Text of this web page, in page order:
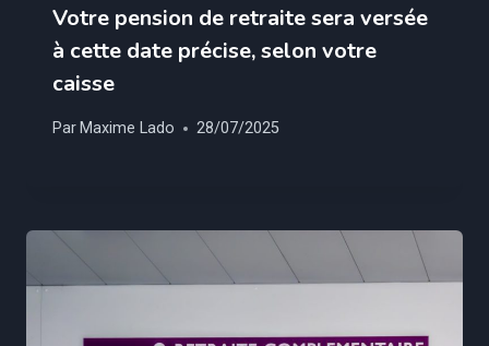
Votre pension de retraite sera versée
à cette date précise, selon votre
caisse
Par Maxime Lado 28/07/2025